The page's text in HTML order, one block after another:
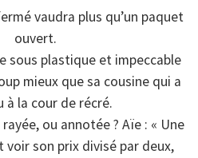
vaudra plus qu’un paquet
ouvert.
sous plastique et impeccable
mieux que sa cousine qui a
à la cour de récré.
ou annotée ? Aïe : « Une
voir son prix divisé par deux,